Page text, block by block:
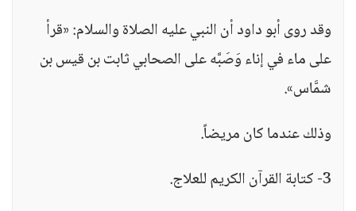
وقد روى أبو داود أن النبي عليه الصلاة والسلام: «قرأ
على ماء في إناء وَصَبَّه على الصحابي ثابت بن قيس بن
شمَّاس».
وذلك عندما كان مريضاً.
3- كتابة القرآن الكريم للعلاج.